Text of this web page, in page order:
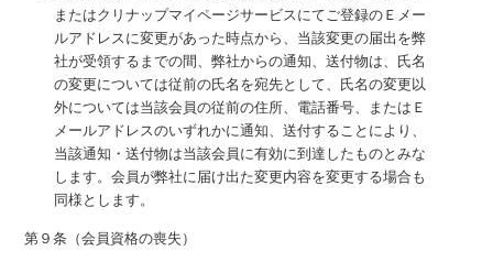
またはクリナップマイページサービスにてご登録のＥメー
ルアドレスに変更があった時点から、当該変更の届出を弊
社が受領するまでの間、弊社からの通知、送付物は、氏名
の変更については従前の氏名を宛先として、氏名の変更以
外については当該会員の従前の住所、電話番号、またはＥ
メールアドレスのいずれかに通知、送付することにより、
当該通知・送付物は当該会員に有効に到達したものとみな
します。会員が弊社に届け出た変更内容を変更する場合も
同様とします。
第９条（会員資格の喪失）